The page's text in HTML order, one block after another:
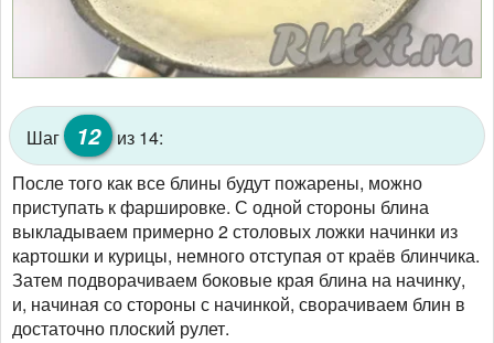
Шаг 12 из 14:
После того как все блины будут пожарены, можно
приступать к фаршировке. С одной стороны блина
выкладываем примерно 2 столовых ложки начинки из
картошки и курицы, немного отступая от краёв блинчика.
Затем подворачиваем боковые края блина на начинку,
и, начиная со стороны с начинкой, сворачиваем блин в
достаточно плоский рулет.